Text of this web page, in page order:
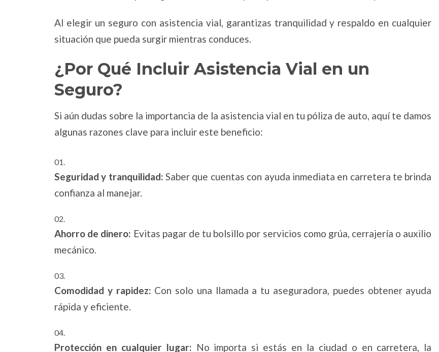
Al elegir un seguro con asistencia vial, garantizas tranquilidad y respaldo en cualquier
situación que pueda surgir mientras conduces.
¿Por Qué Incluir Asistencia Vial en un
Seguro?
Si aún dudas sobre la importancia de la asistencia vial en tu póliza de auto, aquí te damos
algunas razones clave para incluir este beneficio:
Seguridad y tranquilidad: Saber que cuentas con ayuda inmediata en carretera te brinda
confianza al manejar.
Ahorro de dinero: Evitas pagar de tu bolsillo por servicios como grúa, cerrajería o auxilio
mecánico.
Comodidad y rapidez: Con solo una llamada a tu aseguradora, puedes obtener ayuda
rápida y eficiente.
Protección en cualquier lugar: No importa si estás en la ciudad o en carretera, la